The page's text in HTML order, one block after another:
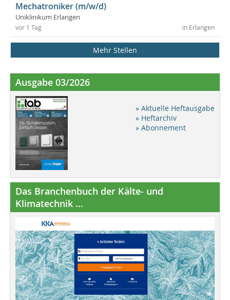
Mechatroniker (m/w/d)
Uniklinikum Erlangen
in Erlangen
vor 1 Tag
Mehr Stellen
Ausgabe 03/2026
» Aktuelle Heftausgabe
» Heftarchiv
» Abonnement
Das Branchenbuch der Kälte- und
Klimatechnik ...